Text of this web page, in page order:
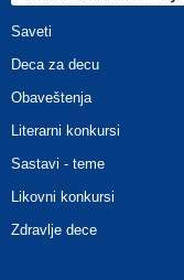
Saveti
Deca za decu
Obaveštenja
Literarni konkursi
Sastavi - teme
Likovni konkursi
Zdravlje dece